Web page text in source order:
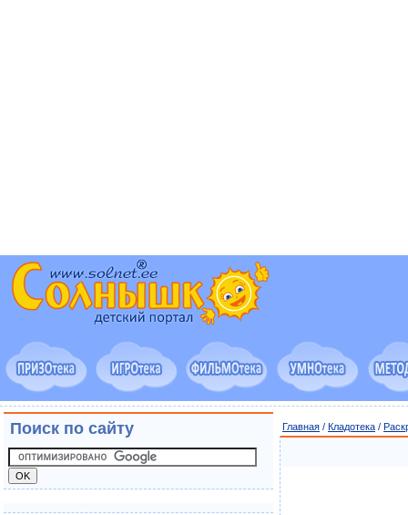
Главная / Кладотека /
Поиск по сайту